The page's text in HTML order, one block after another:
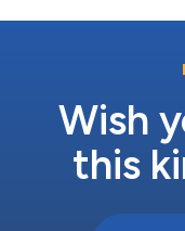
Wish
this